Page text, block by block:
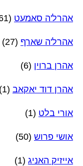
אהרל'ה סאמעט (61)
אהרל'ה שארף (27)
אהרן ברוין (6)
אהרן דוד יאקאב (1)
אורי בלט (1)
אושי פרוש (50)
אייזיק האניג (1)